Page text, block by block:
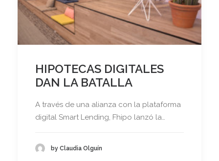
Search
HIPOTECAS DIGITALES
DAN LA BATALLA
A través de una alianza con la plataforma
digital Smart Lending, Fhipo lanzó la…
by Claudia Olguín